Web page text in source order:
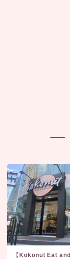
【Kokonut Eat